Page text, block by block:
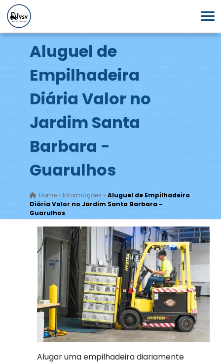
Aluguel de
Empilhadeira
Diária Valor no
Jardim Santa
Barbara -
Guarulhos
Home» Informações » Aluguel de Empilhadeira
Diária Valor no Jardim Santa Barbara -
Guarulhos
Alugar uma empilhadeira diariamente